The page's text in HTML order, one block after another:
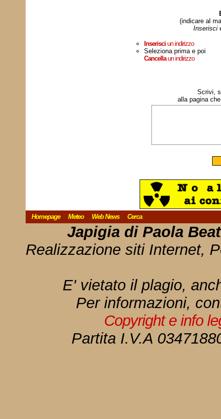
(indicare al
Inserisci
Inserisciun indirizzo
Seleziona prima e poi
Cancellaun indirizzo
Scrivi,
alla pagina
Homepage Meteo Web News Cerca
Japigia di Paola
Realizzazione siti Internet,
E' vietato il plagio,
Per informazioni,
Copyright e info
Partita I.V.A